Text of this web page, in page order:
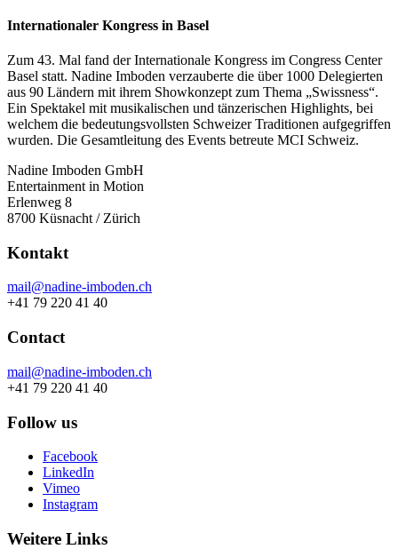
Internationaler Kongress in Basel
Zum 43. Mal fand der Internationale Kongress im Congress Center
Basel statt. Nadine Imboden verzauberte die über 1000 Delegierten
aus 90 Ländern mit ihrem Showkonzept zum Thema „Swissness“.
Ein Spektakel mit musikalischen und tänzerischen Highlights, bei
welchem die bedeutungsvollsten Schweizer Traditionen aufgegriffen
wurden. Die Gesamtleitung des Events betreute MCI Schweiz.
Nadine Imboden GmbH
Entertainment in Motion
Erlenweg 8
8700 Küsnacht / Zürich
Kontakt
mail@nadine-imboden.ch
+41 79 220 41 40
Contact
mail@nadine-imboden.ch
+41 79 220 41 40
Follow us
Facebook
LinkedIn
Vimeo
Instagram
Weitere Links